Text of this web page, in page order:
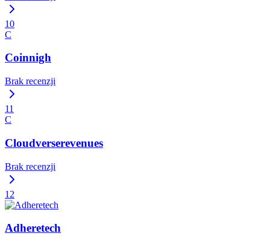
10
C
Coinnigh
Brak recenzji
11
C
Cloudverserevenues
Brak recenzji
12
Adheretech